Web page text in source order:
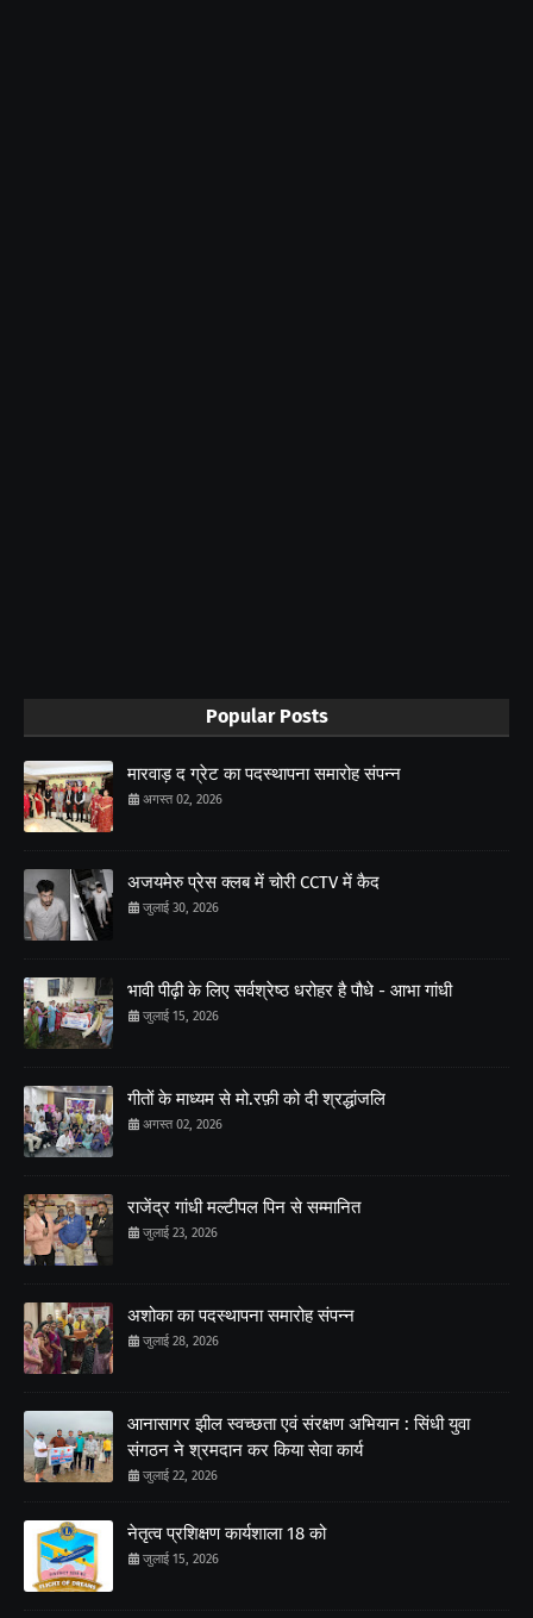
Popular Posts
मारवाड़ द ग्रेट का पदस्थापना समारोह संपन्न
अगस्त 02, 2026
अजयमेरु प्रेस क्लब में चोरी CCTV में कैद
जुलाई 30, 2026
भावी पीढ़ी के लिए सर्वश्रेष्ठ धरोहर है पौधे - आभा गांधी
जुलाई 15, 2026
गीतों के माध्यम से मो.रफ़ी को दी श्रद्धांजलि
अगस्त 02, 2026
राजेंद्र गांधी मल्टीपल पिन से सम्मानित
जुलाई 23, 2026
अशोका का पदस्थापना समारोह संपन्न
जुलाई 28, 2026
आनासागर झील स्वच्छता एवं संरक्षण अभियान : सिंधी युवा
संगठन ने श्रमदान कर किया सेवा कार्य
जुलाई 22, 2026
नेतृत्व प्रशिक्षण कार्यशाला 18 को
जुलाई 15, 2026